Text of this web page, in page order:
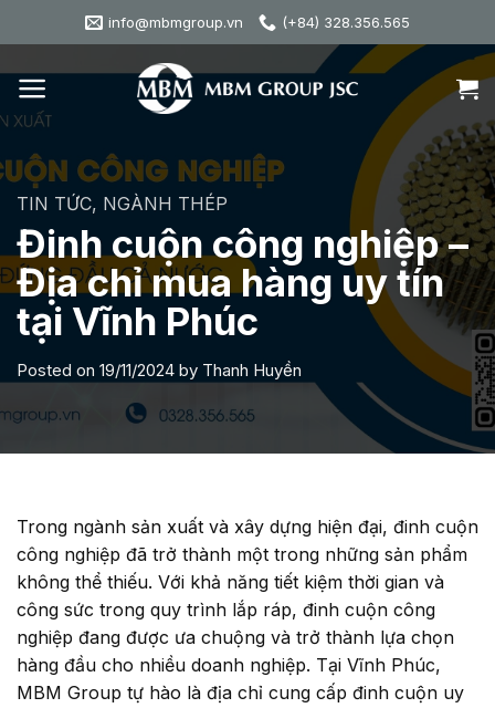
to
content
info@mbmgroup.vn (+84) 328.356.565
TIN TỨC, NGÀNH THÉP
Đinh cuộn công nghiệp –
Địa chỉ mua hàng uy tín
tại Vĩnh Phúc
Posted on 19/11/2024 by Thanh Huyền
Trong ngành sản xuất và xây dựng hiện đại, đinh cuộn
công nghiệp đã trở thành một trong những sản phẩm
không thể thiếu. Với khả năng tiết kiệm thời gian và
công sức trong quy trình lắp ráp, đinh cuộn công
nghiệp đang được ưa chuộng và trở thành lựa chọn
hàng đầu cho nhiều doanh nghiệp. Tại Vĩnh Phúc,
MBM Group tự hào là địa chỉ cung cấp đinh cuộn uy